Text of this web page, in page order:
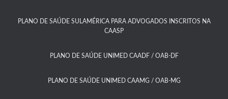
PLANO DE SAÚDE SULAMÉRICA PARA ADVOGADOS INSCRITOS NA
CAASP​
PLANO DE SAÚDE UNIMED CAADF / OAB-DF​
PLANO DE SAÚDE UNIMED CAAMG / OAB-MG​